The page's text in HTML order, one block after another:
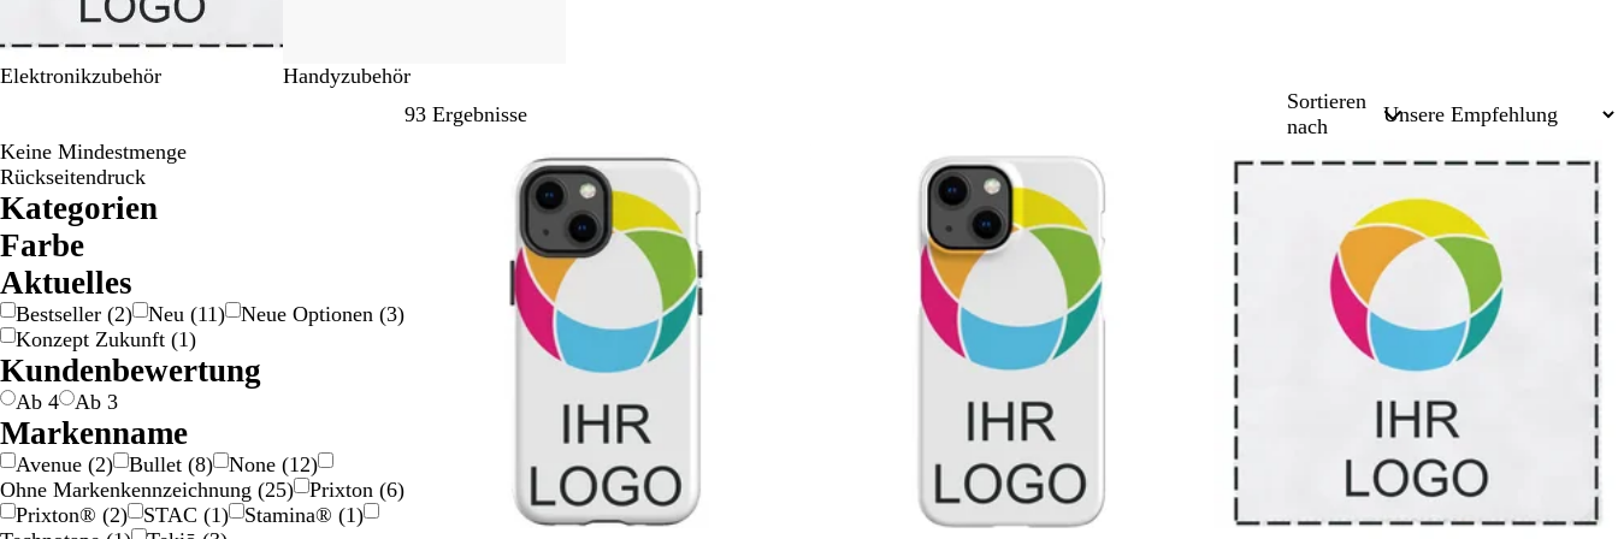
Elektronikzubehör
Handyzubehör
93 Ergebnisse
Sortieren
nach
Keine Mindestmenge
Rückseitendruck
Kategorien
Farbe
B
e
i
e
B
l
a
B
r
a
n
G
r
a
/
S
i
l
b
e
r
G
r
ü
O
r
a
g
e
R
o
t
S
c
h
a
r
z
W
e
i
Ak­tu­elles
Bestseller (2) Neu (11) Neue Optionen (3)
Konzept Zukunft (1)
Kundenbewertung
Ab 4 Ab 3
Markenname
Avenue (2) Bullet (8) None (12)
Ohne Markenkennzeichnung (25) Prixton (6)
Prixton® (2) STAC (1) Stamina® (1)